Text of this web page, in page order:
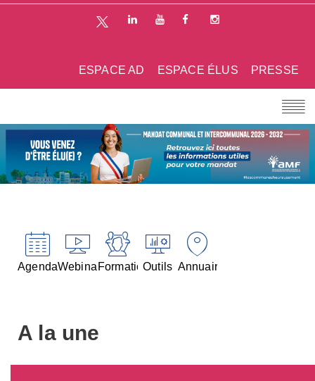
PRESSE
ESPACE ÉLUS
ESPACE AD
AgendaWebinairesFormationsOutils Annuaires
A la une